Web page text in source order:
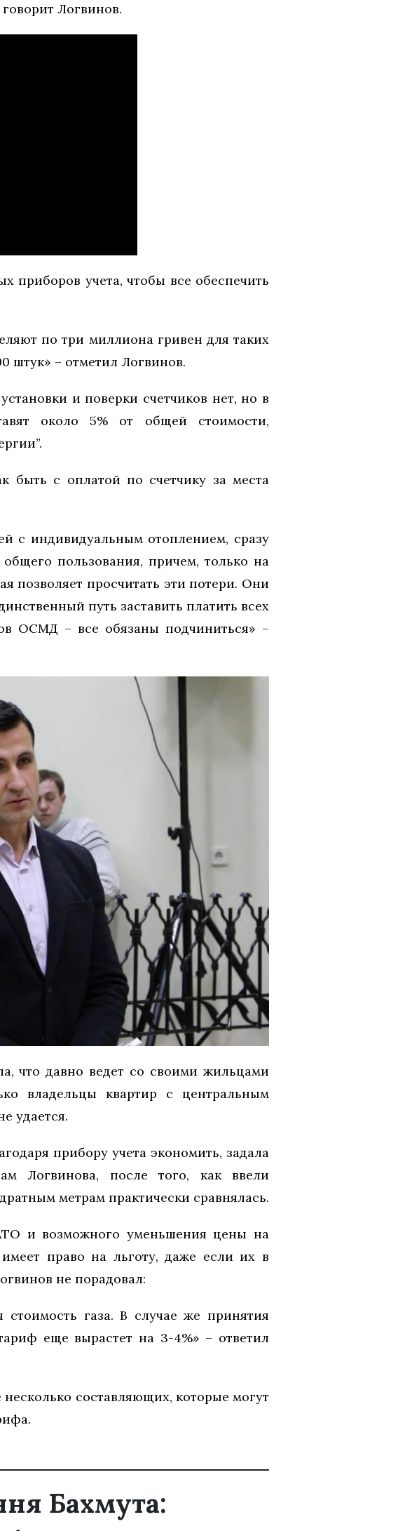
Логвинов.
приборов учета, чтобы все обеспечить
по три миллиона гривен для таких
штук» – отметил Логвинов.
и поверки счетчиков нет, но в
около 5% от общей стоимости,
быть с оплатой по счетчику за места
с индивидуальным отоплением, сразу
пользования, причем, только на
позволяет просчитать эти потери. Они
путь заставить платить всех
ОСМД – все обязаны подчиниться» –
что давно ведет со своими жильцами
владельцы квартир с центральным
удается.
прибору учета экономить, задала
Логвинова, после того, как ввели
метрам практически сравнялась.
и возможного уменьшения цены на
право на льготу, даже если их в
не порадовал:
газа. В случае же принятия
еще вырастет на 3-4%» – ответил
составляющих, которые могут
Бахмута: